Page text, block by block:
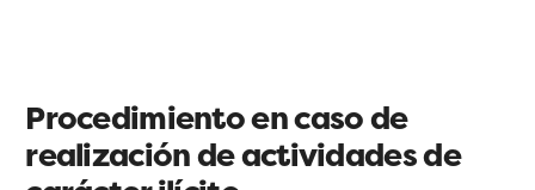
Procedimiento en caso de
realización de actividades de